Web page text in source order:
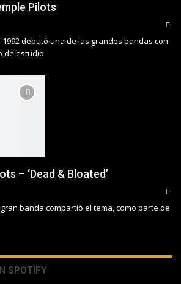
Pilots
debutó una de las grandes bandas con
de estudio
– ‘Dead & Bloated’
banda compartió el tema, como parte de
SPOTIFY